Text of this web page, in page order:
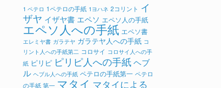
1 ペテロ 1ペテロの手紙 1ヨハネ 2コリント イ
ザヤ イザヤ書 エペソ エペソ人の手紙
エペソ人への手紙 エペソ書
エレミヤ書 ガラテヤ ガラテヤ人への手紙 コ
リント人への手紙第二 コロサイ コロサイ人への手
紙 ピリピ ピリピ人への手紙ヘブ
ル ヘブル人への手紙 ペテロの手紙第一 ペテロ
の手紙 第一 マタイ マタイによる